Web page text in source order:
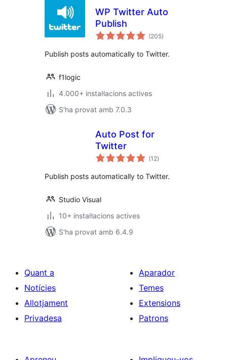
WP Twitter Auto
Publish
(205puntuacions
totals
)
Publish posts automatically to Twitter.
f1logic
4.000+ instal·lacions actives
S'ha provat amb 7.0.3
Auto Post for
Twitter
(12puntuacions
totals
)
Publish posts automatically to Twitter.
Studio Visual
10+ instal·lacions actives
S'ha provat amb 6.4.9
Quant a
Notícies
Allotjament
Privadesa
Aparador
Temes
Extensions
Patrons